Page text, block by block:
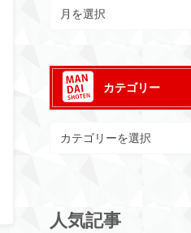
カテゴリー
人気記事